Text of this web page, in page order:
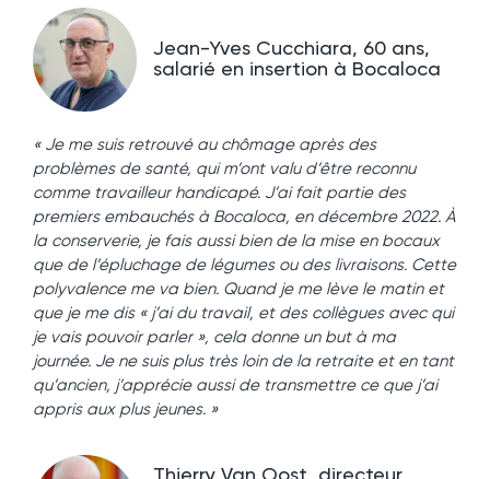
Jean-Yves Cucchiara, 60 ans,
salarié en insertion à Bocaloca
« Je me suis retrouvé au chômage après des
problèmes de santé, qui m’ont valu d’être reconnu
comme travailleur handicapé. J’ai fait partie des
premiers embauchés à Bocaloca, en décembre 2022. À
la conserverie, je fais aussi bien de la mise en bocaux
que de l’épluchage de légumes ou des livraisons. Cette
polyvalence me va bien. Quand je me lève le matin et
que je me dis « j’ai du travail, et des collègues avec qui
je vais pouvoir parler », cela donne un but à ma
journée. Je ne suis plus très loin de la retraite et en tant
qu’ancien, j’apprécie aussi de transmettre ce que j’ai
appris aux plus jeunes. »